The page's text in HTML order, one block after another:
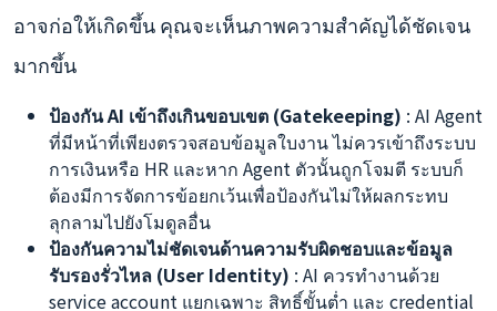
อาจก่อให้เกิดขึ้น คุณจะเห็นภาพความสำคัญได้ชัดเจน
มากขึ้น
ป้องกัน AI เข้าถึงเกินขอบเขต (Gatekeeping) : AI Agent
ที่มีหน้าที่เพียงตรวจสอบข้อมูลใบงาน ไม่ควรเข้าถึงระบบ
การเงินหรือ HR และหาก Agent ตัวนั้นถูกโจมตี ระบบก็
ต้องมีการจัดการข้อยกเว้นเพื่อป้องกันไม่ให้ผลกระทบ
ลุกลามไปยังโมดูลอื่น
ป้องกันความไม่ชัดเจนด้านความรับผิดชอบและข้อมูล
รับรองรั่วไหล (User Identity) : AI ควรทำงานด้วย
service account แยกเฉพาะ สิทธิ์ขั้นต่ำ และ credential